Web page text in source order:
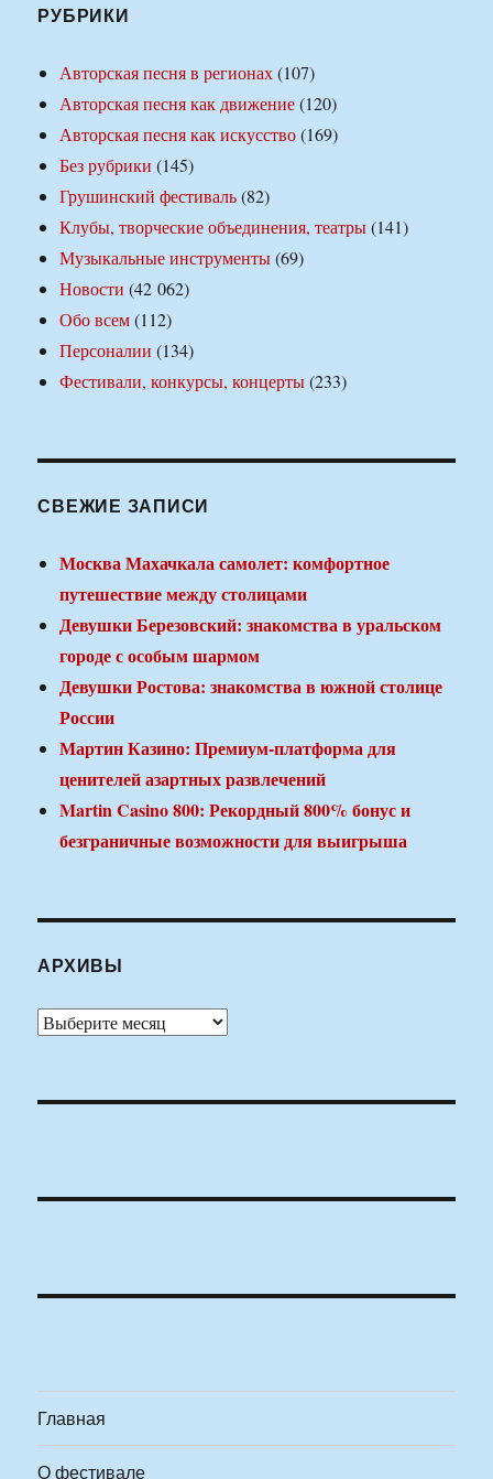
РУБРИКИ
Авторская песня в регионах(107)
Авторская песня как движение(120)
Авторская песня как искусство(169)
Без рубрики (145)
Грушинский фестиваль(82)
Клубы, творческие объединения, театры(141)
Музыкальные инструменты(69)
Новости (42 062)
Обо всем(112)
Персоналии (134)
Фестивали, конкурсы, концерты(233)
СВЕЖИЕ ЗАПИСИ
Москва Махачкала самолет: комфортное
путешествие между столицами
Девушки Березовский: знакомства в уральском
городе с особым шармом
Девушки Ростова: знакомства в южной столице
России
Мартин Казино: Премиум-платформа для
ценителей азартных развлечений
Martin Casino 800: Рекордный 800% бонус и
безграничные возможности для выигрыша
АРХИВЫ
Архивы
Главная
О фестивале